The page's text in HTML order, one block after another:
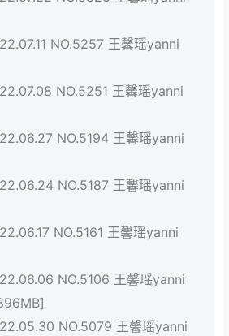
NO.5257 王馨瑶yanni
NO.5251 王馨瑶yanni
NO.5194 王馨瑶yanni
NO.5187 王馨瑶yanni
NO.5161 王馨瑶yanni
NO.5106 王馨瑶yanni
NO.5079 王馨瑶yanni